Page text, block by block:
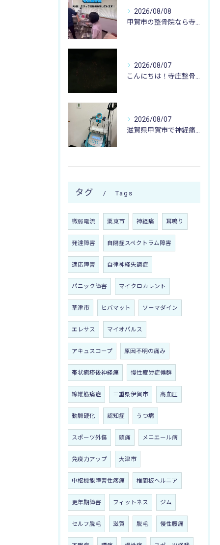
2026/08/08
甲賀市の整骨院なら寺庄整骨院へ🚴🏻‍♂️
2026/08/07
こんにちは！寺庄整骨院のスタッフです♪
2026/08/07
滋賀県甲賀市で神経痛のお悩みなら寺庄整骨院まで🚴🏻‍♂️
タグ Tags
微弱電流 栗東市 神経痛 耳鳴り
発達障害 自閉症スペクトラム障害
適応障害 自律神経失調症
パニック障害 マイクロカレント
草津市 ヒバマット ソーマダイン
エレサス マイオパルス
アキュスコープ 原因不明の痛み
帯状疱疹後神経痛 慢性疲労症候群
線維筋痛症 三重県伊賀市 高血圧
動脈硬化 認知症 うつ病
スポーツ外傷 頭痛 メニエール病
免疫力アップ 大津市
中枢機能障害性疼痛 椎間板ヘルニア
更年期障害 フィットネス ジム
セルフ脱毛 滋賀 脱毛 慢性腰痛